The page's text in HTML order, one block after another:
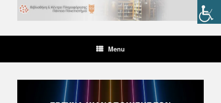
content
Menu